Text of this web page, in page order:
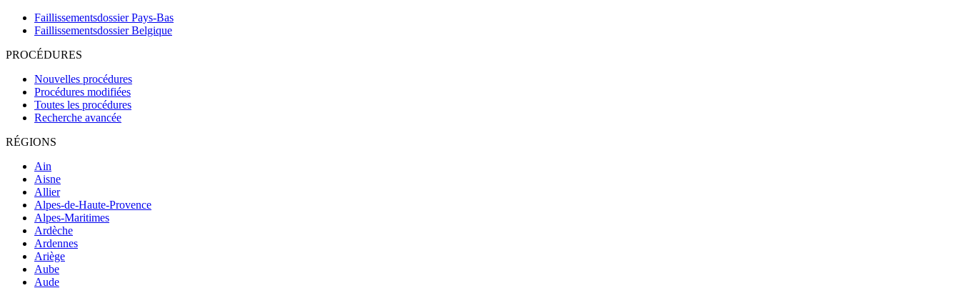
Faillissementsdossier Pays-Bas
Faillissementsdossier Belgique
PROCÉDURES
Nouvelles procédures
Procédures modifiées
Toutes les procédures
Recherche avancée
RÉGIONS
Ain
Aisne
Allier
Alpes-de-Haute-Provence
Alpes-Maritimes
Ardèche
Ardennes
Ariège
Aube
Aude